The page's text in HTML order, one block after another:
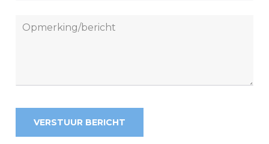
VERSTUUR BERICHT